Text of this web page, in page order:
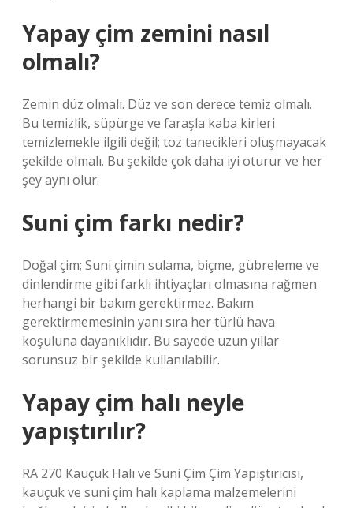
Yapay çim zemini nasıl
olmalı?
Zemin düz olmalı. Düz ve son derece temiz olmalı.
Bu temizlik, süpürge ve faraşla kaba kirleri
temizlemekle ilgili değil; toz tanecikleri oluşmayacak
şekilde olmalı. Bu şekilde çok daha iyi oturur ve her
şey aynı olur.
Suni çim farkı nedir?
Doğal çim; Suni çimin sulama, biçme, gübreleme ve
dinlendirme gibi farklı ihtiyaçları olmasına rağmen
herhangi bir bakım gerektirmez. Bakım
gerektirmemesinin yanı sıra her türlü hava
koşuluna dayanıklıdır. Bu sayede uzun yıllar
sorunsuz bir şekilde kullanılabilir.
Yapay çim halı neyle
yapıştırılır?
RA 270 Kauçuk Halı ve Suni Çim Çim Yapıştırıcısı,
kauçuk ve suni çim halı kaplama malzemelerini